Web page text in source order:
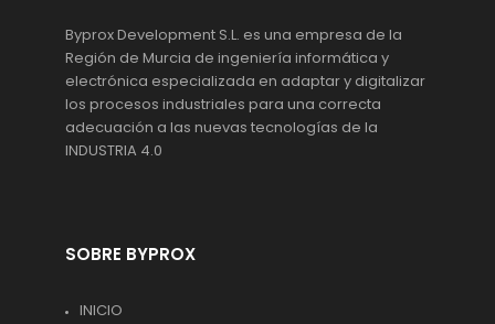
Byprox Development S.L. es una empresa de la
Región de Murcia de ingeniería informática y
electrónica especializada en adaptar y digitalizar
los procesos industriales para una correcta
adecuación a las nuevas tecnologías de la
INDUSTRIA 4.0
SOBRE BYPROX
INICIO